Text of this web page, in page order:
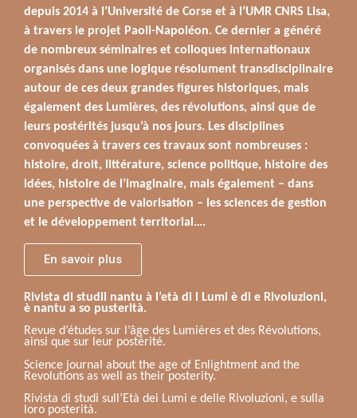
depuis 2014 à l’Université de Corse et à l’UMR CNRS Lisa,
à travers le projet Paoli-Napoléon. Ce dernier a généré
de nombreux séminaires et colloques internationaux
organisés dans une logique résolument transdisciplinaire
autour de ces deux grandes figures historiques, mais
également des Lumières, des révolutions, ainsi que de
leurs postérités jusqu’à nos jours. Les disciplines
convoquées à travers ces travaux sont nombreuses :
histoire, droit, littérature, science politique, histoire des
idées, histoire de l’imaginaire, mais également – dans
une perspective de valorisation – les sciences de gestion
et le développement territorial….
En savoir plus
Rivista di studii nantu à l’età di i Lumi è di e Rivoluzioni,
è nantu a so pusterità.
Revue d’études sur l’âge des Lumières et des Révolutions,
ainsi que sur leur postérité.
Science journal about the age of Enlightment and the
Revolutions as well as their posterity.
Rivista di studi sull’Età dei Lumi e delle Rivoluzioni, e sulla
loro posterità.